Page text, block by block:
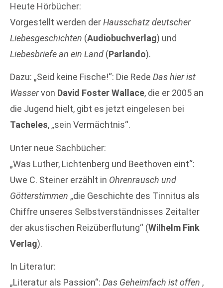
Heute Hörbücher:
Vorgestellt werden derHausschatz deutscher
Liebesgeschichten (Audiobuchverlag) und
Liebesbriefe an ein Land (Parlando).
Dazu: „Seid keine Fische!“: Die Rede Das hier ist
Wasservon David Foster Wallace, die er 2005 an
die Jugend hielt, gibt es jetzt eingelesen bei
Tacheles, „sein Vermächtnis“.
Unter neue Sachbücher:
„Was Luther, Lichtenberg und Beethoven eint“:
Uwe C. Steiner erzählt in Ohrenrausch und
Götterstimmen „die Geschichte des Tinnitus als
Chiffre unseres Selbstverständnisses Zeitalter
der akustischen Reizüberflutung“ (Wilhelm Fink
Verlag).
In Literatur:
„Literatur als Passion“: Das Geheimfach ist offen ,